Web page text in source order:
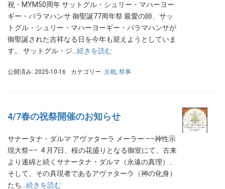
祝・MYM50周年 サットグル・シュリー・マハーヨー
ギー・パラマハンサ 御聖誕77周年祭 最愛の師、サッ
トグル・シュリー・マハーヨーギー・パラマハンサが
御聖誕された吉祥なる日を今年も迎えようとしていま
す。 サットグル・ジ… 続きを読む
公開済み: 2025-10-16 カテゴリー: 京都, 祭事
4/7春の祝祭開催のお知らせ
サナータナ・ダルマ アヴァターラ メーラー ––神性示
現大祭–– 4 月7日、桜の花盛りとなる御室にて、古来
より連綿と続くサナータナ・ダルマ（永遠の真理）、
そして、その具現者であるアヴァターラ（神の化身）
たち… 続きを読む